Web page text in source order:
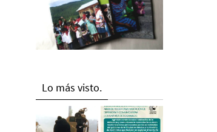
Lo más visto.